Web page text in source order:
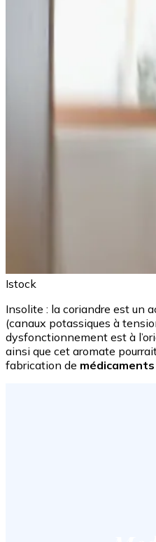
Istock
Insolite : la coriandre est un
(canaux potassiques à
dysfonctionnement est à
ainsi que cet aromate
fabrication de médicaments